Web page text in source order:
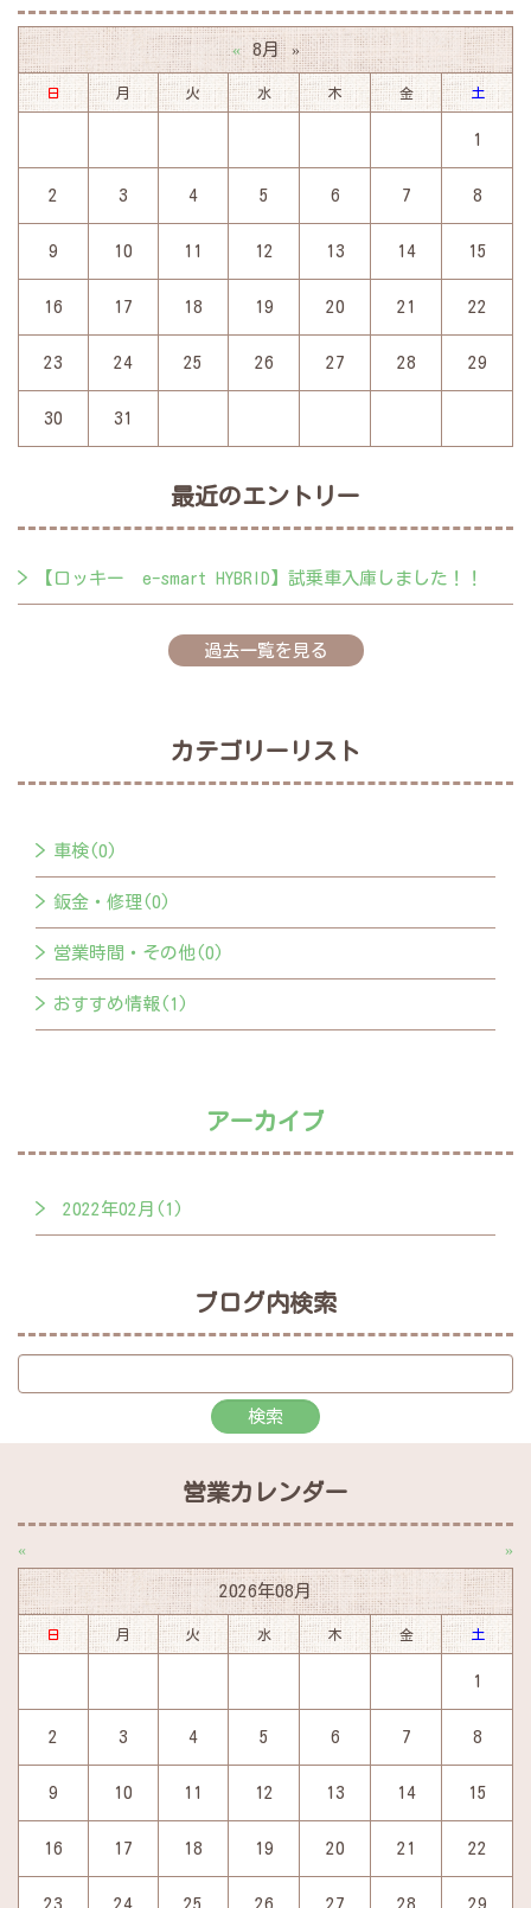
« 8月 »
日 月 火 水 木 金 土
1
2 3 4 5 6 7 8
9 10 11 12 13 14 15
16 17 18 19 20 21 22
23 24 25 26 27 28 29
30 31
最近のエントリー
【ロッキー e-smart HYBRID】試乗車入庫しました！！
過去一覧を見る
カテゴリーリスト
車検(0)
鈑金・修理(0)
営業時間・その他(0)
おすすめ情報(1)
アーカイブ
2022年02月(1)
ブログ内検索
営業カレンダー
« »
2026年08月
日 月 火 水 木 金 土
1
2 3 4 5 6 7 8
9 10 11 12 13 14 15
16 17 18 19 20 21 22
23 24 25 26 27 28 29